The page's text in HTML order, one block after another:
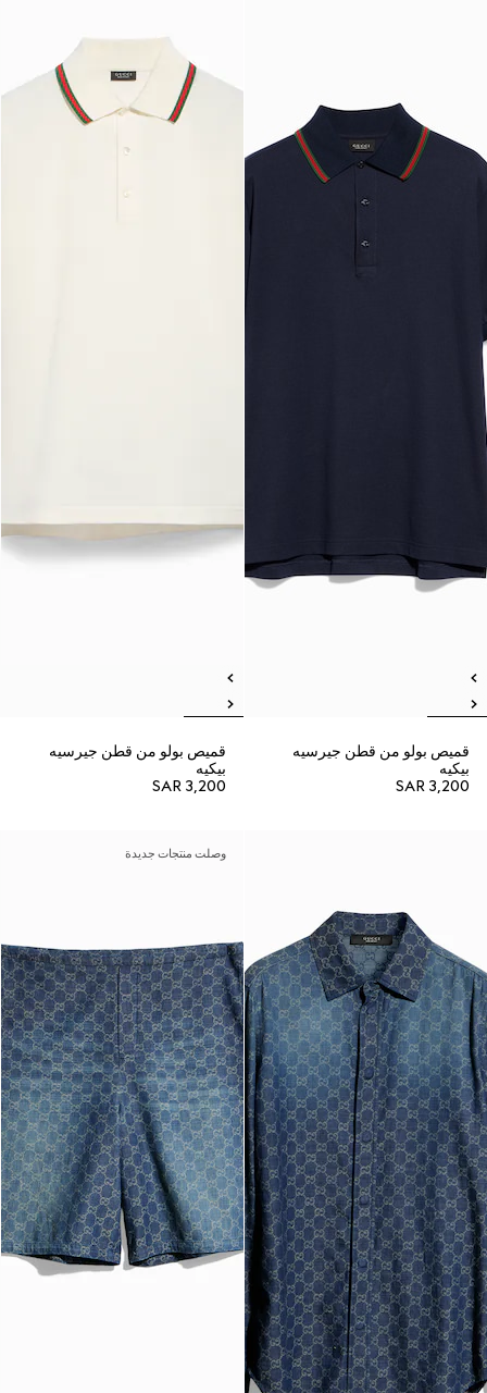
قميص بولو من قطن جيرسيه
بيكيه
SAR 3,200
قميص بولو من قطن جيرسيه
بيكيه
SAR 3,200
وصلت منتجات جديدة